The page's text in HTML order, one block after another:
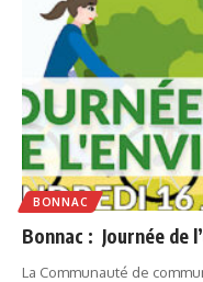
BONNAC
Bonnac : Journée de
La Communauté de